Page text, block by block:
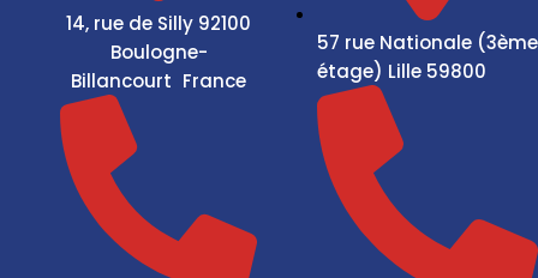
14, rue de Silly 92100
Boulogne-
Billancourt France
57 rue Nationale (3ème
étage) Lille 59800